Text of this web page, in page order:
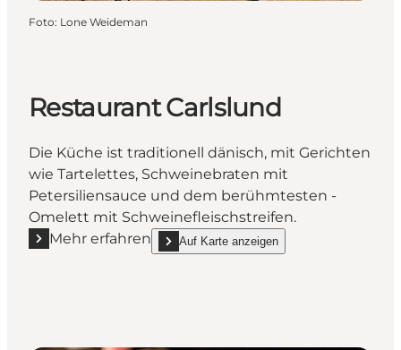
Foto: Lone Weideman
Restaurant Carlslund
Die Küche ist traditionell dänisch, mit Gerichten
wie Tartelettes, Schweinebraten mit
Petersiliensauce und dem berühmtesten -
Omelett mit Schweinefleischstreifen.
Mehr erfahren
Mehr erfahren "Restaurant Carlslund"
Auf Karte anzeigen
show Restaurant Carlslund on_map